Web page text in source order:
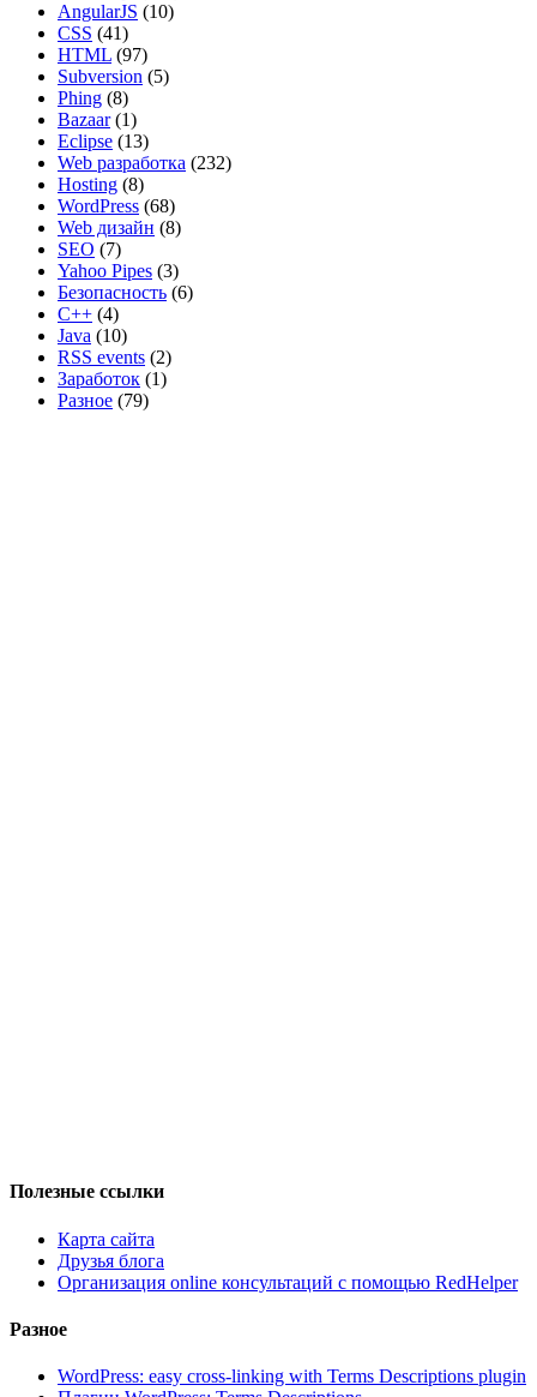
AngularJS (10)
CSS (41)
HTML (97)
Subversion (5)
Phing (8)
Bazaar(1)
Eclipse (13)
Web разработка (232)
Hosting (8)
WordPress (68)
Web дизайн (8)
SEO (7)
Yahoo Pipes (3)
Безопасность (6)
C++ (4)
Java (10)
RSS events (2)
Заработок (1)
Разное (79)
Полезные ссылки
Карта сайта
Друзья блога
Организация online консультаций с помощью RedHelper
Разное
WordPress: easy cross-linking with Terms Descriptions plugin